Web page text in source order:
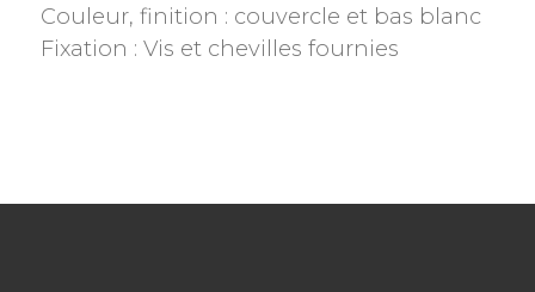
Couleur, finition : couvercle et bas blanc
Fixation : Vis et chevilles fournies